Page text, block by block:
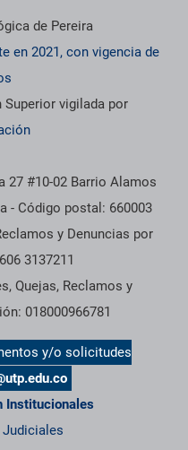
de Pereira
en 2021, con vigencia de
vigilada por
27 #10-02 Barrio Alamos
- Código postal: 660003
y Denuncias por
3137211
Quejas, Reclamos y
018000966781
y/o solicitudes
Institucionales